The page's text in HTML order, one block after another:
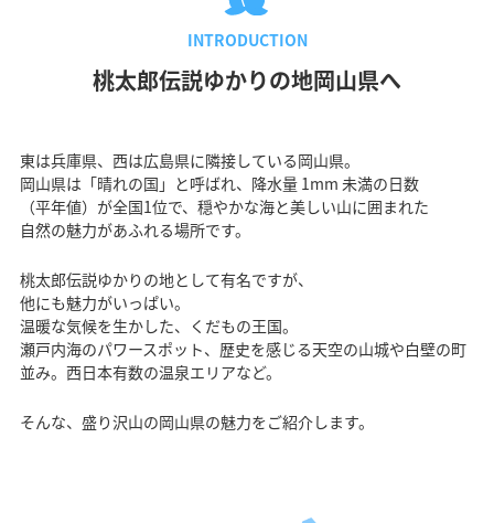
INTRODUCTION
桃太郎伝説ゆかりの地岡山県へ
東は兵庫県、西は広島県に隣接している岡山県。
岡山県は「晴れの国」と呼ばれ、降水量 1mm 未満の日数
（平年値）が全国1位で、穏やかな海と美しい山に囲まれた
自然の魅力があふれる場所です。
桃太郎伝説ゆかりの地として有名ですが、
他にも魅力がいっぱい。
温暖な気候を生かした、くだもの王国。
瀬戸内海のパワースポット、歴史を感じる天空の山城や白壁の町
並み。西日本有数の温泉エリアなど。
そんな、盛り沢山の岡山県の魅力をご紹介します。